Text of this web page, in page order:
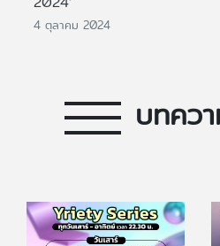
4 ตุลาคม 2024
บทคว